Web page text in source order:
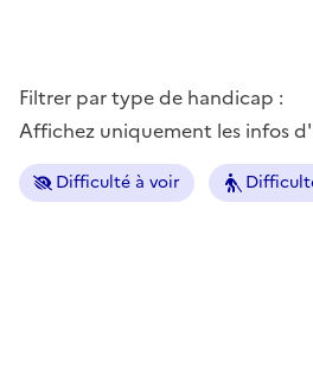
Filtrer par type de handicap :
Affichez uniquement les infos
Difficulté à voir